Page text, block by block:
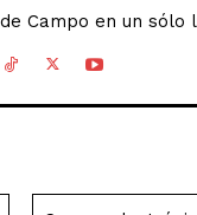
Campo en un sólo